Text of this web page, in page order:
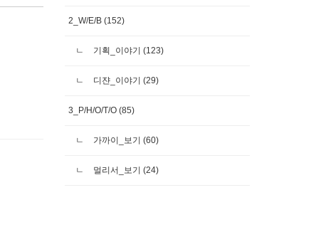
2_W/E/B (152)
기획_이야기 (123)
디쟌_이야기 (29)
3_P/H/O/T/O (85)
가까이_보기 (60)
멀리서_보기 (24)